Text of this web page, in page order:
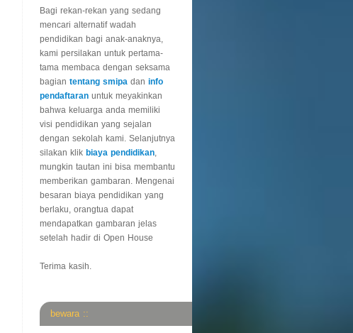
Bagi rekan-rekan yang sedang
mencari alternatif wadah
pendidikan bagi anak-anaknya,
kami persilakan untuk pertama-
tama membaca dengan seksama
bagian tentang smipa dan info
pendaftaran untuk meyakinkan
bahwa keluarga anda memiliki
visi pendidikan yang sejalan
dengan sekolah kami. Selanjutnya
silakan klik biaya pendidikan,
mungkin tautan ini bisa membantu
memberikan gambaran. Mengenai
besaran biaya pendidikan yang
berlaku, orangtua dapat
mendapatkan gambaran jelas
setelah hadir di Open House
Terima kasih.
bewara ::